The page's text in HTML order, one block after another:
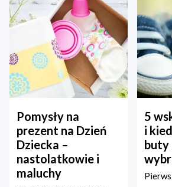
Pomysły na
prezent na Dzień
Dziecka –
nastolatkowie i
maluchy
5
i
buty